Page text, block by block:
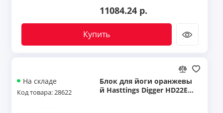
11084.24 р.
Купить
На складе
Код товара: 28622
Блок для йоги оранжевы
й Hasttings Digger HD22E1